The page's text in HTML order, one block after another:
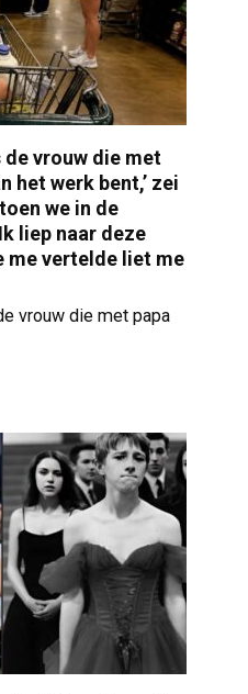
de vrouw die met
het werk bent,’ zei
we in de
liep naar deze
me vertelde liet me
vrouw die met papa